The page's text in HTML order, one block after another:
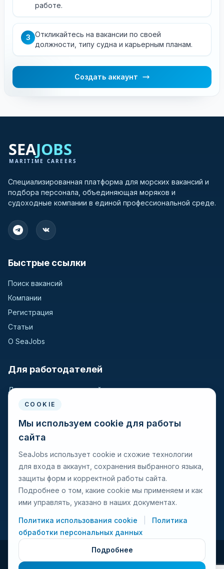
работе.
3 Откликайтесь на вакансии по своей
должности, типу судна и карьерным планам.
Создать аккаунт
Специализированная платформа для морских вакансий и
подбора персонала, объединяющая моряков и
судоходные компании в единой профессиональной среде.
Быстрые ссылки
Поиск вакансий
Компании
Регистрация
Статьи
О SeaJobs
Для работодателей
Для крюинговых компаний
Разместить вакансию
Поиск кандидатов
Для моряков
Поиск вакансий
Просмотр компаний
© 2026 Seajobs.ru Все права защищены.
COOKIE
Мы используем cookie для работы
сайта
SeaJobs использует cookie и схожие технологии
для входа в аккаунт, сохранения выбранного языка,
защиты форм и корректной работы сайта.
Подробнее о том, какие cookie мы применяем и как
ими управлять, указано в наших документах.
Политика использования cookie
Политика
обработки персональных данных
Подробнее